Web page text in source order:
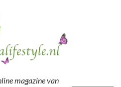
magazine van